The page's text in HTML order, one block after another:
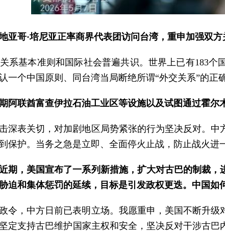
亚哥·培尼亚正率商界代表团访问台湾，重申加强双
系基本准则和国际社会普遍共识。世界上已有183
一个中国原则、同台湾当局断绝所谓“外交关系”的正确
阿联酋富查伊拉石油工业区等设施以及试图通过霍
深表关切，对加剧地区局势紧张的行为坚决反对。
保护。当务之急是立即、全面停火止战，防止战火进
期，美国宣布了一系列新措施，扩大对古巴的制裁
迫和集体惩罚的延续，目标是引发政权更迭。中国如
令，中方日前已表明立场。我愿重申，美国不断升
定支持古巴维护国家主权和安全，坚决反对干涉古